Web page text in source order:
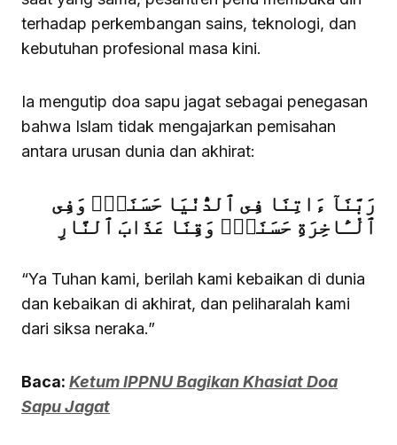
terhadap perkembangan sains, teknologi, dan
kebutuhan profesional masa kini.
Ia mengutip doa sapu jagat sebagai penegasan
bahwa Islam tidak mengajarkan pemisahan
antara urusan dunia dan akhirat:
رَبَّنَآ ءَاتِنَا فِى ٱلدُّنْيَا حَسَنَةًۭ وَفِى
ٱلْـَٔاخِرَةِ حَسَنَةًۭ وَقِنَا عَذَابَ ٱلنَّارِ
“Ya Tuhan kami, berilah kami kebaikan di dunia
dan kebaikan di akhirat, dan peliharalah kami
dari siksa neraka.”
Baca: Ketum IPPNU Bagikan Khasiat Doa
Sapu Jagat